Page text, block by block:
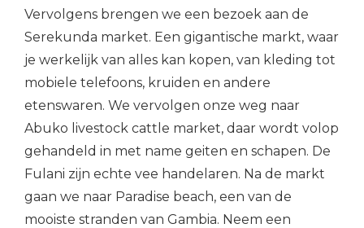
Vervolgens brengen we een bezoek aan de
Serekunda market. Een gigantische markt, waar
je werkelijk van alles kan kopen, van kleding tot
mobiele telefoons, kruiden en andere
etenswaren. We vervolgen onze weg naar
Abuko livestock cattle market, daar wordt volop
gehandeld in met name geiten en schapen. De
Fulani zijn echte vee handelaren. Na de markt
gaan we naar Paradise beach, een van de
mooiste stranden van Gambia. Neem een